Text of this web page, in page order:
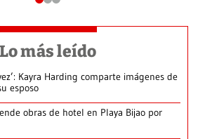
Lo más leído
Kayra Harding comparte imágenes de
esposo
obras de hotel en Playa Bijao por